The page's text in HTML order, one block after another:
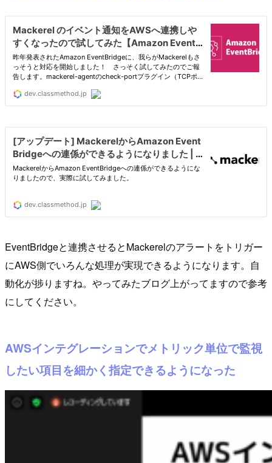
EventBridgeと連携させるとMackerelのアラートをトリガー
にAWS側でいろんな処理が実現できるようになります。自
動化が捗りますね。やってみたブログ上がってますので参考
にしてください。
AWSインテグレーションでメトリック単位で監視
したい項目を細かく指定できるようになった